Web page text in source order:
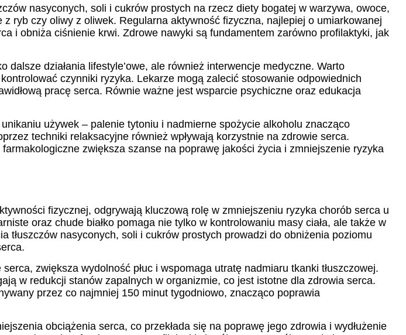
nasyconych, soli i cukrów prostych na rzecz diety bogatej w warzywa, owoce,
ryb czy oliwy z oliwek. Regularna aktywność fizyczna, najlepiej o umiarkowanej
i obniża ciśnienie krwi. Zdrowe nawyki są fundamentem zarówno profilaktyki, jak
działania lifestyle’owe, ale również interwencje medyczne. Warto
czynniki ryzyka. Lekarze mogą zalecić stosowanie odpowiednich
pracę serca. Równie ważne jest wsparcie psychiczne oraz edukacja
używek – palenie tytoniu i nadmierne spożycie alkoholu znacząco
techniki relaksacyjne również wpływają korzystnie na zdrowie serca.
zwiększa szanse na poprawę jakości życia i zmniejszenie ryzyka
fizycznej, odgrywają kluczową rolę w zmniejszeniu ryzyka chorób serca u
oraz chude białko pomaga nie tylko w kontrolowaniu masy ciała, ale także w
tłuszczów nasyconych, soli i cukrów prostych prowadzi do obniżenia poziomu
zwiększa wydolność płuc i wspomaga utratę nadmiaru tkanki tłuszczowej.
w redukcji stanów zapalnych w organizmie, co jest istotne dla zdrowia serca.
przez co najmniej 150 minut tygodniowo, znacząco poprawia
obciążenia serca, co przekłada się na poprawę jego zdrowia i wydłużenie